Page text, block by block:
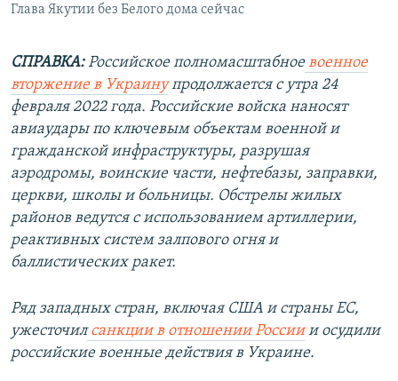
Глава Якутии без Белого дома сейчас
СПРАВКА:Российское полномасштабноевоенное
вторжение в Украинупродолжается с утра 24
февраля 2022 года. Российские войска наносят
авиаудары по ключевым объектам военной и
гражданской инфраструктуры, разрушая
аэродромы, воинские части, нефтебазы, заправки,
церкви, школы и больницы. Обстрелы жилых
районов ведутся с использованием артиллерии,
реактивных систем залпового огня и
баллистических ракет.
Ряд западных стран, включая США и страны ЕС,
ужесточилсанкции в отношении Россиии осудили
российские военные действия в Украине.